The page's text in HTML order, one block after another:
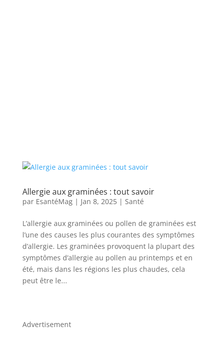
Allergie aux graminées : tout savoir
par EsantéMag| Jan 8, 2025| Santé
L’allergie aux graminées ou pollen de graminées est
l’une des causes les plus courantes des symptômes
d’allergie. Les graminées provoquent la plupart des
symptômes d’allergie au pollen au printemps et en
été, mais dans les régions les plus chaudes, cela
peut être le...
Advertisement